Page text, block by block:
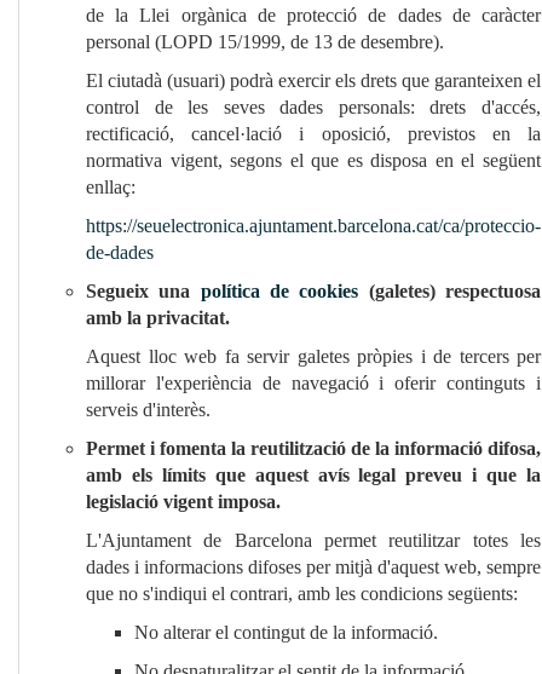
de la Llei orgànica de protecció de dades de caràcter
personal (LOPD 15/1999, de 13 de desembre).
El ciutadà (usuari) podrà exercir els drets que garanteixen el
control de les seves dades personals: drets d'accés,
rectificació, cancel·lació i oposició, previstos en la
normativa vigent, segons el que es disposa en el següent
enllaç:
https://seuelectronica.ajuntament.barcelona.cat/ca/proteccio-
de-dades
Segueix una política de cookies (galetes) respectuosa
amb la privacitat.
Aquest lloc web fa servir galetes pròpies i de tercers per
millorar l'experiència de navegació i oferir continguts i
serveis d'interès.
Permet i fomenta la reutilització de la informació difosa,
amb els límits que aquest avís legal preveu i que la
legislació vigent imposa.
L'Ajuntament de Barcelona permet reutilitzar totes les
dades i informacions difoses per mitjà d'aquest web, sempre
que no s'indiqui el contrari, amb les condicions següents:
No alterar el contingut de la informació.